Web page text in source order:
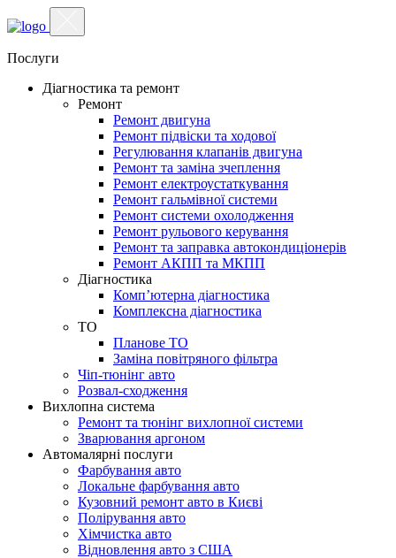
Послуги
Діагностика та ремонт
Ремонт
Ремонт двигуна
Ремонт підвіски та ходової
Регулювання клапанів двигуна
Ремонт та заміна зчеплення
Ремонт електроустаткування
Ремонт гальмівної системи
Ремонт системи охолодження
Ремонт рульового керування
Ремонт та заправка автокондиціонерів
Ремонт АКПП та МКПП
Діагностика
Комп’ютерна діагностика
Комплексна діагностика
ТО
Планове ТО
Заміна повітряного фільтра
Чіп-тюнінг авто
Розвал-сходження
Вихлопна система
Ремонт та тюнінг вихлопної системи
Зварювання аргоном
Автомалярні послуги
Фарбування авто
Локальне фарбування авто
Кузовний ремонт авто в Києві
Полірування авто
Хімчистка авто
Відновлення авто з США